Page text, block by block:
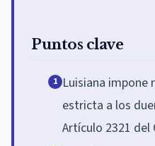
Puntos clave
1 Luisiana impone
estricta a los
Artículo 2321 del